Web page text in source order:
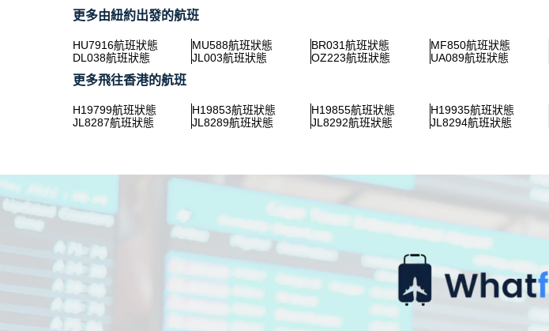
更多由紐約出發的航班
HU7916航班狀態 MU588航班狀態 BR031航班狀態 MF850航班狀態
DL038航班狀態
JL003航班狀態 OZ223航班狀態 UA089航班狀態
更多飛往香港的航班
H19799航班狀態 H19853航班狀態 H19855航班狀態 H19935航班狀態
JL8287航班狀態
JL8289航班狀態 JL8292航班狀態 JL8294航班狀態